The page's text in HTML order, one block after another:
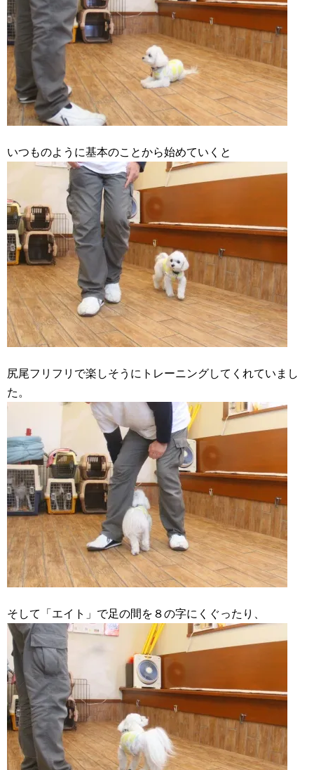
いつものように基本のことから始めていくと
尻尾フリフリで楽しそうにトレーニングしてくれていまし
た。
そして「エイト」で足の間を８の字にくぐったり、